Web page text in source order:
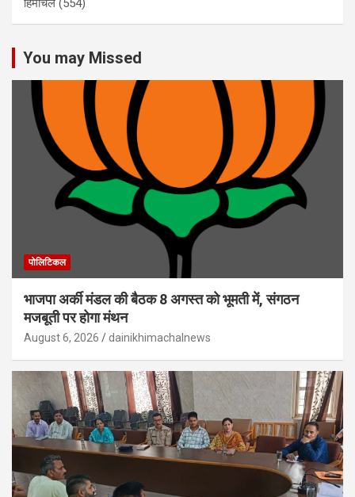
हिमाचल (554)
You may Missed
पोलिटिकल
भाजपा अर्की मंडल की बैठक 8 अगस्त को भूमती में, संगठन
मजबूती पर होगा मंथन
August 6, 2026 dainikhimachalnews